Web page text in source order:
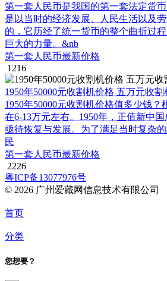
第一套人民币是我国的第一套法定货
是以当时的经济发展、人民生活以及
的，它历经了统一货币的整个曲折过
巨大的力量。&nb
第一套人民币最新价格
1216
1950年50000元收割机价格 五万元收
1950年50000元收割机价格值多少钱
在6-13万元左右。1950年，正值新中
亟待恢复与发展。为了满足当时复杂
民
第一套人民币最新价格
2226
粤ICP备13077976号
© 2026 广州爱藏网信息技术有限公司
首页
分类
您想要？